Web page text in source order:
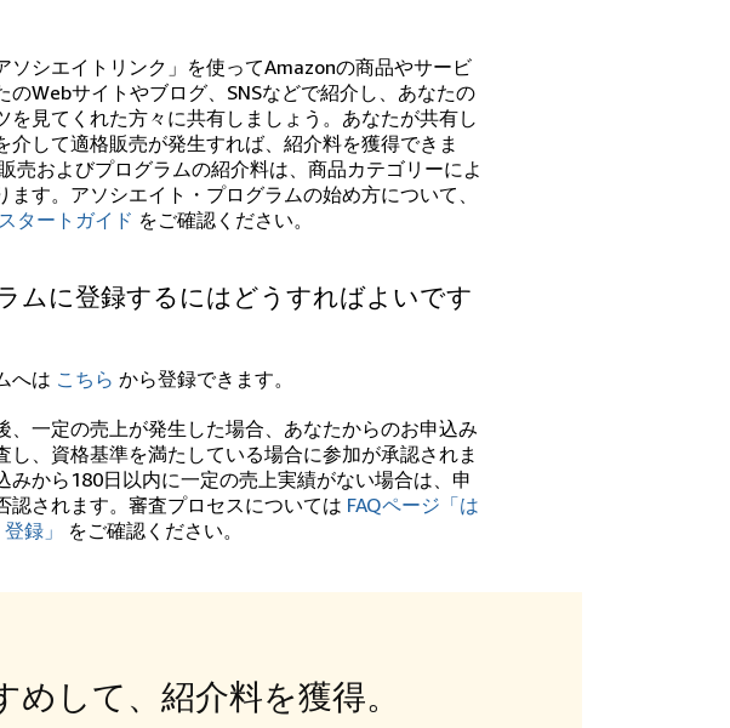
ソシエイトリンク」を使ってAmazonの商品やサービ
のWebサイトやブログ、SNSなどで紹介し、あなたの
を見てくれた方々に共有しましょう。あなたが共有し
介して適格販売が発生すれば、紹介料を獲得できま
売およびプログラムの紹介料は、商品カテゴリーによ
ます。アソシエイト・プログラムの始め方について、
スタートガイド をご確認ください。
ムに登録するにはどうすればよいです
へは こちら から登録できます。
、一定の売上が発生した場合、あなたからのお申込み
し、資格基準を満たしている場合に参加が承認されま
みから180日以内に一定の売上実績がない場合は、申
認されます。審査プロセスについては FAQページ「は
録」
をご確認ください。
して、紹介料を獲得。